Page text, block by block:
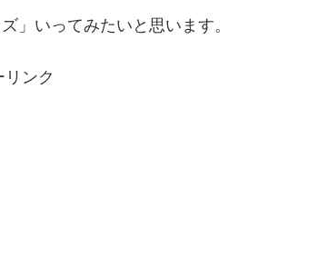
」いってみたいと思います。
リンク